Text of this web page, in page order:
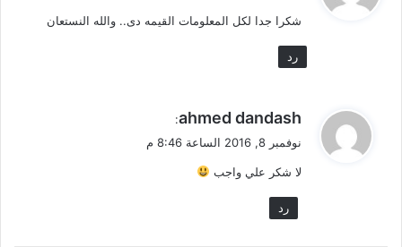
ل
شكرا جدا لكل المعلومات القيمه دى.. والله النستعان
رد
ي
ل
ahmed dandash
:
نوفمبر 8, 2016 الساعة 8:46 م
لا شكر علي واجب
رد